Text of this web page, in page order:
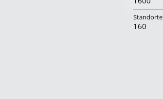
Standorte
160